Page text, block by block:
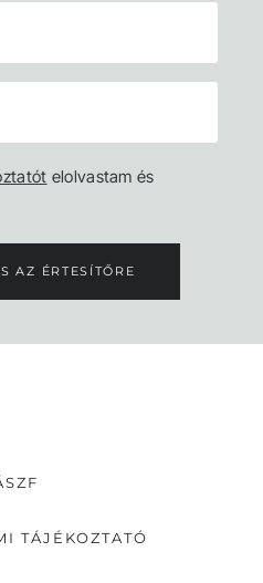
elolvastam és
AZ ÉRTESÍTŐRE
TÁJÉKOZTATÓ